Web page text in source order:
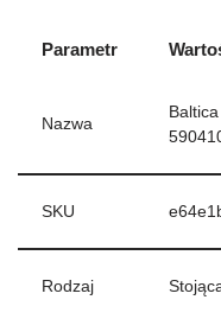
Parametr
Nazwa
SKU
Rodzaj